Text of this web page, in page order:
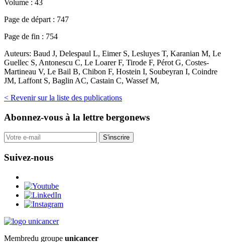
Volume : 43
Page de départ : 747
Page de fin : 754
Auteurs: Baud J, Delespaul L, Eimer S, Lesluyes T, Karanian M, Le
Guellec S, Antonescu C, Le Loarer F, Tirode F, Pérot G, Costes-
Martineau V, Le Bail B, Chibon F, Hostein I, Soubeyran I, Coindre
JM, Laffont S, Baglin AC, Castain C, Wassef M,
< Revenir sur la liste des publications
Abonnez-vous à la lettre bergonews
S'inscrire
Suivez-nous
Membredu groupe unicancer